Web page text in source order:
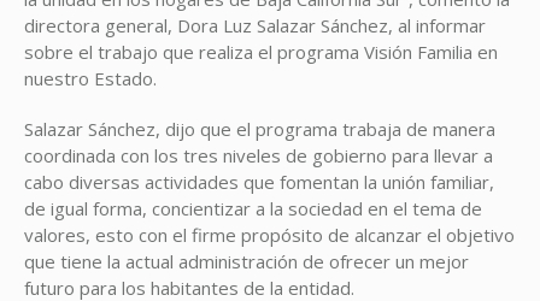
directora general, Dora Luz Salazar Sánchez, al informar
sobre el trabajo que realiza el programa Visión Familia en
nuestro Estado.
Salazar Sánchez, dijo que el programa trabaja de manera
coordinada con los tres niveles de gobierno para llevar a
cabo diversas actividades que fomentan la unión familiar,
de igual forma, concientizar a la sociedad en el tema de
valores, esto con el firme propósito de alcanzar el objetivo
que tiene la actual administración de ofrecer un mejor
futuro para los habitantes de la entidad.